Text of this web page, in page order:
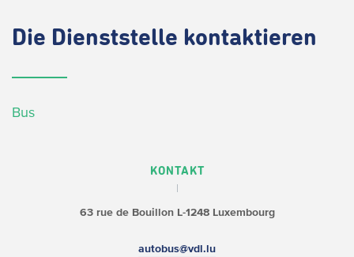
Die Dienststelle kontaktieren
Bus
KONTAKT
63 rue de BouillonL-1248 Luxembourg
autobus@vdl.lu